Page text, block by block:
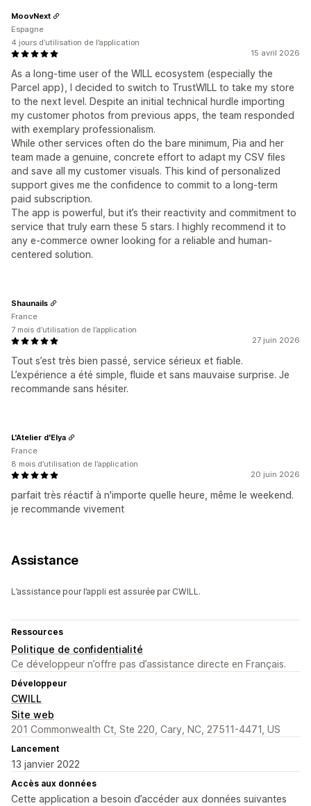
15 avril 2026
As a long-time user of the WILL ecosystem (especially the
Parcel app), I decided to switch to TrustWILL to take my store
to the next level. Despite an initial technical hurdle importing
my customer photos from previous apps, the team responded
with exemplary professionalism.
While other services often do the bare minimum, Pia and her
team made a genuine, concrete effort to adapt my CSV files
and save all my customer visuals. This kind of personalized
support gives me the confidence to commit to a long-term
paid subscription.
The app is powerful, but it’s their reactivity and commitment to
service that truly earn these 5 stars. I highly recommend it to
any e-commerce owner looking for a reliable and human-
centered solution.
MoovNext
Espagne
4 jours d’utilisation de l’application
27 juin 2026
Tout s’est très bien passé, service sérieux et fiable.
L’expérience a été simple, fluide et sans mauvaise surprise. Je
recommande sans hésiter.
Shaunails
France
7 mois d’utilisation de l’application
20 juin 2026
parfait très réactif à n'importe quelle heure, même le weekend.
je recommande vivement
L'Atelier d'Elya
France
8 mois d’utilisation de l’application
Assistance
L’assistance pour l’appli est assurée par CWILL.
Ressources
Politique de confidentialité
Ce développeur n’offre pas d’assistance directe en Français.
Développeur
CWILL
Site web
201 Commonwealth Ct, Ste 220, Cary, NC, 27511-4471, US
Lancement
13 janvier 2022
Accès aux données
Cette application a besoin d’accéder aux données suivantes